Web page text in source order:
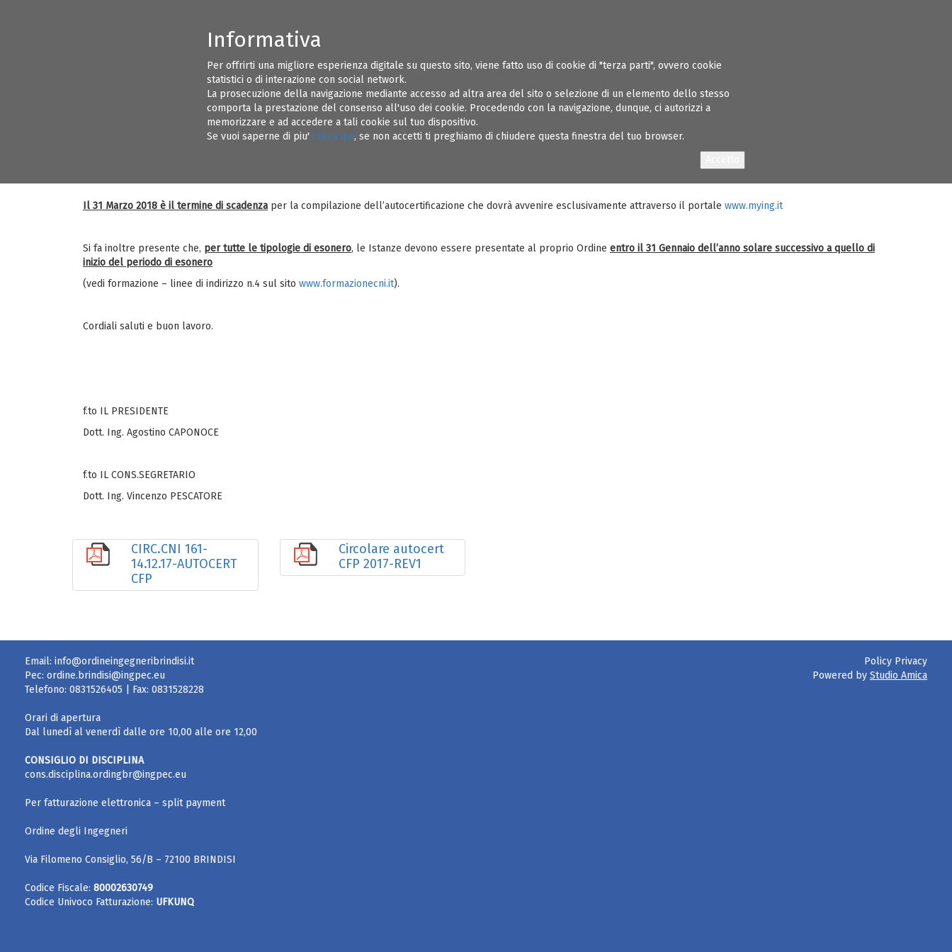
Informativa
Per offrirti una migliore esperienza digitale su questo sito, viene fatto uso di cookie di "terza parti", ovvero cookie
statistici o di interazione con social network.
La prosecuzione della navigazione mediante accesso ad altra area del sito o selezione di un elemento dello stesso
comporta la prestazione del consenso all'uso dei cookie. Procedendo con la navigazione, dunque, ci autorizzi a
memorizzare e ad accedere a tali cookie sul tuo dispositivo.
Se vuoi saperne di piu' clicca qui, se non accetti ti preghiamo di chiudere questa finestra del tuo browser.
CONSIGLIO DIRETTIVO ORDINE INGEGNERI BRINDISI INFORMAZIONI UTILI SOSPENSIONI REGOLAMENTI AMMINISTRAZIONE TRASPARENTE ALBO INGEGNERI
Egregi Colleghi,
si comunica che nella circolare n. 161 del C.N.I. avente per oggetto “formazione – autocertificazione”, vengono indicate le modalità di accesso per
Il 31 Marzo 2018 è il termine di scadenzaper la compilazione dell’autocertificazione che dovrà avvenire esclusivamente attraverso il portale www.mying.it
Si fa inoltre presente che, per tutte le tipologie di esonero, le Istanze devono essere presentate al proprio Ordine entro il 31 Gennaio dell’anno solare successivo a quello di
inizio del periodo di esonero
(vedi formazione – linee di indirizzo n.4 sul sito www.formazionecni.it).
Cordiali saluti e buon lavoro.
f.to IL PRESIDENTE
Dott. Ing. Agostino CAPONOCE
f.to IL CONS.SEGRETARIO
Dott. Ing. Vincenzo PESCATORE
CIRC.CNI 161-
14.12.17-AUTOCERT
CFP
Circolare autocert
CFP 2017-REV1
Email: info@ordineingegneribrindisi.it
Pec: ordine.brindisi@ingpec.eu
Telefono: 0831526405 | Fax: 0831528228
Orari di apertura
Dal lunedì al venerdì dalle ore 10,00 alle ore 12,00
CONSIGLIO DI DISCIPLINA
cons.disciplina.ordingbr@ingpec.eu
Per fatturazione elettronica – split payment
Ordine degli Ingegneri
Via Filomeno Consiglio, 56/B – 72100 BRINDISI
Codice Fiscale: 80002630749
Codice Univoco Fatturazione: UFKUNQ
Policy Privacy
Powered by Studio Amica